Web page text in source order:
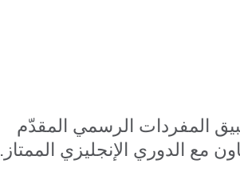
المفردات الرسمي المقدّم
مع الدوري الإنجليزي الممتاز.